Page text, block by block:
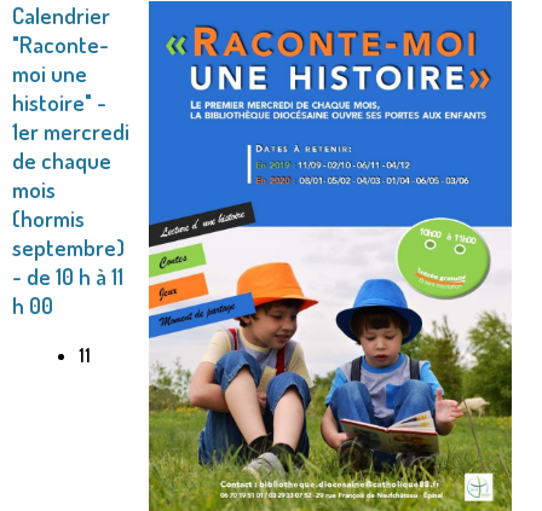
Calendrier
"Raconte-
moi une
histoire" -
1er mercredi
de chaque
mois
(hormis
septembre)
- de 10 h à 11
h 00
11